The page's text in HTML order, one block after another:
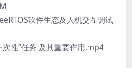
软件生态及人机交互调试
性”任务 及其重要作用.mp4